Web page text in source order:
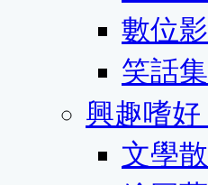
數位
笑話
興趣嗜好
文學